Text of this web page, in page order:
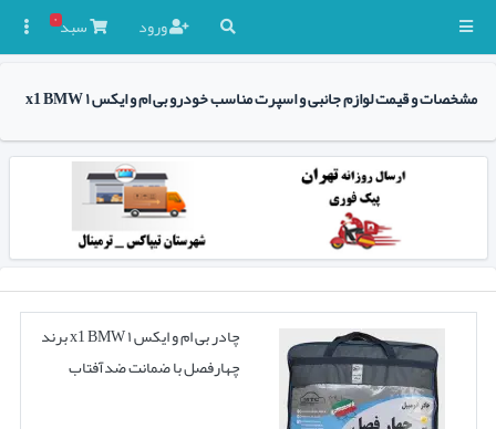
ورود سبد۰
مشخصات و قیمت لوازم جانبی و اسپرت مناسب خودرو بی ام و ایکس ۱ x1 BMW
چادر بی ام و ایکس ۱ x1 BMW برند
چهارفصل با ضمانت ضدآفتاب